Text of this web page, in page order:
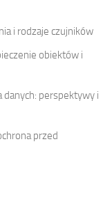
i rodzaje czujników
obiektów i
perspektywy i
przed